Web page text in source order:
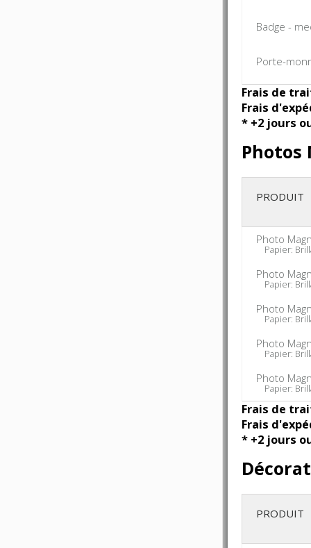
Badge -
Porte-
Frais de
Frais
* +2 jours
Photos
PRODUIT
Photo
Papier:
Photo
Papier:
Photo
Papier:
Photo
Papier:
Photo
Papier:
Frais de
Frais
* +2 jours
PRODUIT